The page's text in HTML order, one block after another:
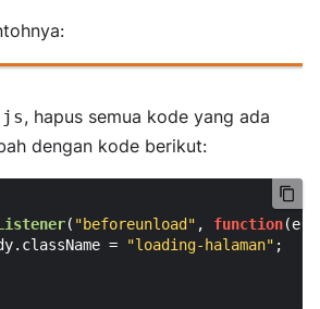
, hapus semua kode yang ada
dengan kode berikut:
( "beforeunload" , function(e
. className = "loading-halaman" ;